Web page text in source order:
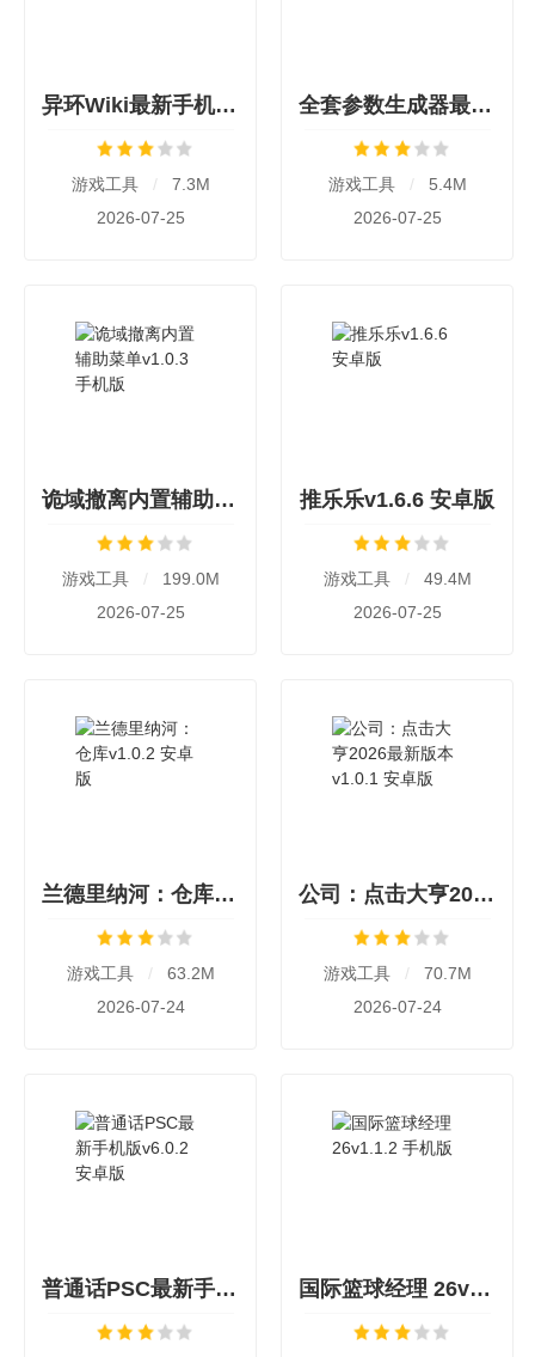
异环Wiki最新手机版v1.0 安卓版
游戏工具 /
7.3M
2026-07-25
全套参数生成器最新手机版v1.0 手机版
游戏工具 /
5.4M
2026-07-25
诡域撤离内置辅助菜单v1.0.3 手机版
游戏工具 /
199.0M
2026-07-25
推乐乐v1.6.6 安卓版
游戏工具 /
49.4M
2026-07-25
兰德里纳河：仓库v1.0.2 安卓版
游戏工具 /
63.2M
2026-07-24
公司：点击大亨2026最新版本v1.0.1 安卓版
游戏工具 /
70.7M
2026-07-24
普通话PSC最新手机版v6.0.2 安卓版 国际篮球经理 26v1.1.2 手机版